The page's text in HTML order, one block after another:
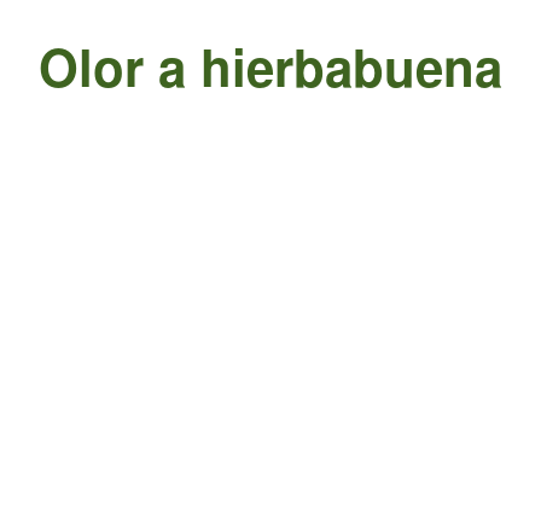
Olor a hierbabuena